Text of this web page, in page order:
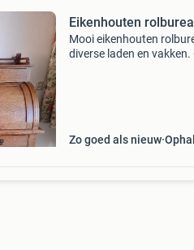
Eikenhouten
Mooi eikenhouten
diverse laden en
Zo goed als nieuw